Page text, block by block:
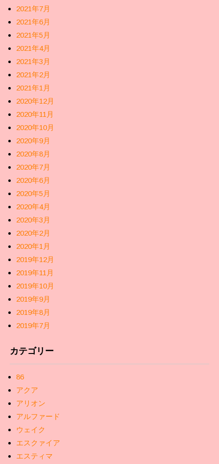
2021年7月
2021年6月
2021年5月
2021年4月
2021年3月
2021年2月
2021年1月
2020年12月
2020年11月
2020年10月
2020年9月
2020年8月
2020年7月
2020年6月
2020年5月
2020年4月
2020年3月
2020年2月
2020年1月
2019年12月
2019年11月
2019年10月
2019年9月
2019年8月
2019年7月
カテゴリー
86
アクア
アリオン
アルファード
ウェイク
エスクァイア
エスティマ